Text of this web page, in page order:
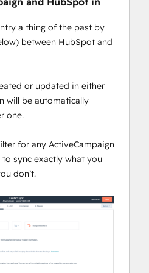
a thing of the past by
between HubSpot and
or updated in either
will be automatically
one.
for any ActiveCampaign
sync exactly what you
don’t.